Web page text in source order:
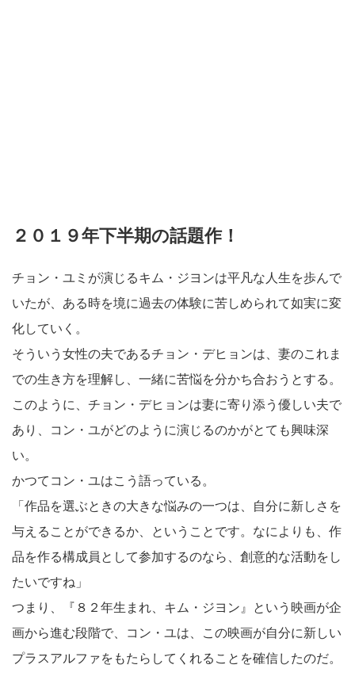
２０１９年下半期の話題作！
チョン・ユミが演じるキム・ジヨンは平凡な人生を歩んで
いたが、ある時を境に過去の体験に苦しめられて如実に変
化していく。
そういう女性の夫であるチョン・デヒョンは、妻のこれま
での生き方を理解し、一緒に苦悩を分かち合おうとする。
このように、チョン・デヒョンは妻に寄り添う優しい夫で
あり、コン・ユがどのように演じるのかがとても興味深
い。
かつてコン・ユはこう語っている。
「作品を選ぶときの大きな悩みの一つは、自分に新しさを
与えることができるか、ということです。なによりも、作
品を作る構成員として参加するのなら、創意的な活動をし
たいですね」
つまり、『８２年生まれ、キム・ジヨン』という映画が企
画から進む段階で、コン・ユは、この映画が自分に新しい
プラスアルファをもたらしてくれることを確信したのだ。